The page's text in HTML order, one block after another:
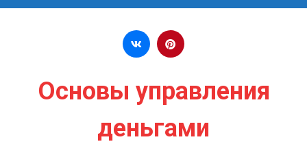
Перейти к содержимому
Основы управления
деньгами